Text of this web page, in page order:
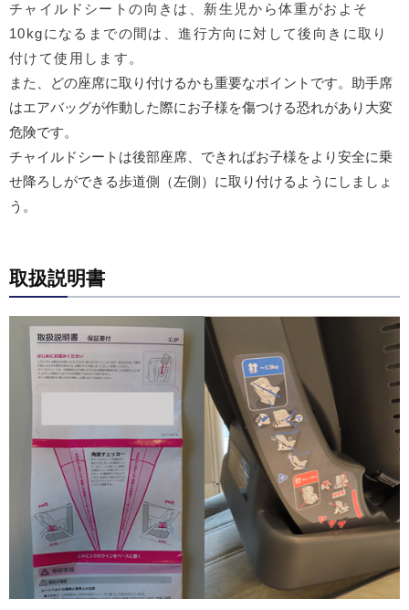
チャイルドシートの向きは、新生児から体重がおよそ
10kgになるまでの間は、進行方向に対して後向きに取り
付けて使用します。
また、どの座席に取り付けるかも重要なポイントです。助手席
はエアバッグが作動した際にお子様を傷つける恐れがあり大変
危険です。
チャイルドシートは後部座席、できればお子様をより安全に乗
せ降ろしができる歩道側（左側）に取り付けるようにしましょ
う。
取扱説明書